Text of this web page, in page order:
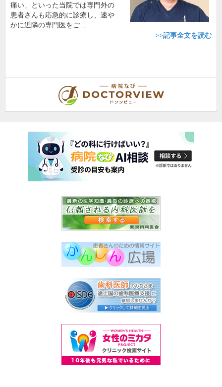
痛い」といった当院では専門外の
患者さんも応急的に診療し、速や
かに近隣の専門医をご…
>>記事全文を読む